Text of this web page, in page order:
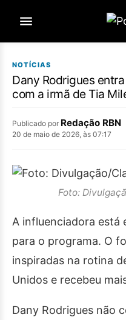
NOTÍCIAS
Dany Rodrigues
com a irmã de Tia
Publicado por Redação RBN
20 de maio de 2026, às 07:17
Foto:
A influenciadora está
para o programa. O
inspiradas na rotina
Unidos e recebeu
Dany Rodrigues não